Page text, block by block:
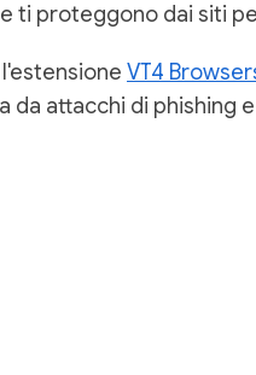
ti proteggono dai siti
l'estensione VT4
attacchi di phishing